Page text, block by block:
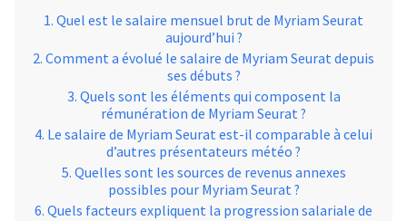
Quel est le salaire mensuel brut de Myriam Seurat
aujourd’hui ?
Comment a évolué le salaire de Myriam Seurat depuis
ses débuts ?
Quels sont les éléments qui composent la
rémunération de Myriam Seurat ?
Le salaire de Myriam Seurat est-il comparable à celui
d’autres présentateurs météo ?
Quelles sont les sources de revenus annexes
possibles pour Myriam Seurat ?
Quels facteurs expliquent la progression salariale de